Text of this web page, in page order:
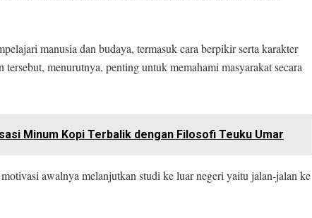
manusia dan budaya, termasuk cara berpikir serta karakter
menurutnya, penting untuk memahami masyarakat secara
Minum Kopi Terbalik dengan Filosofi Teuku Umar
awalnya melanjutkan studi ke luar negeri yaitu jalan-jalan ke